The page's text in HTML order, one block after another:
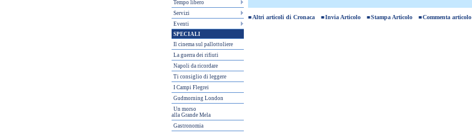
Tempo libero
Servizi
Eventi
SPECIALI
Il cinema sul pallottoliere
La guerra dei rifiuti
Napoli da ricordare
Ti consiglio di leggere
I Campi Flegrei
Gudmorning London
Un morso
alla Grande Mela
Gastronomia
■ Altri articoli di Cronaca ■Invia Articolo ■Stampa Articolo ■Commenta articolo